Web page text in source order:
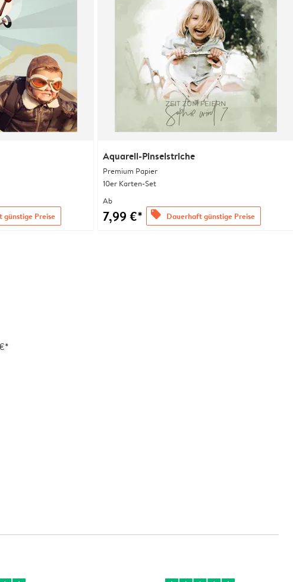
günstige Preise
Aquarell-Pinselstriche
Premium Papier
10er Karten-Set
Ab
7,99 €* offers Dauerhaft günstige Preise